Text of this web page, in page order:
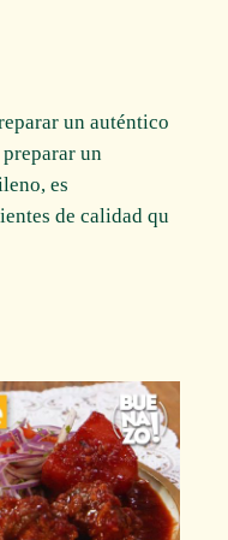
un auténtico
un
es
de calidad qu